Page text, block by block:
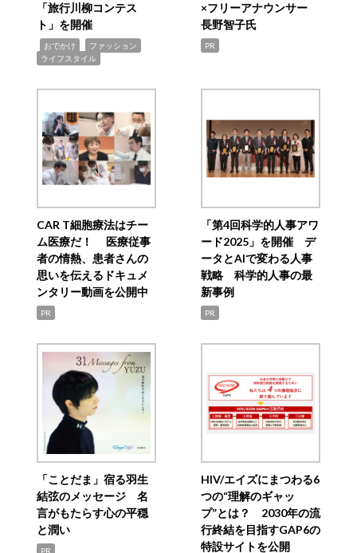
「旅行川柳コンテス
ト」を開催
おでかけ ファッション
ライフスタイル
×フリーアナウンサー
長野智子氏
PR
CAR T細胞療法はチー
ム医療だ！ 医療従事
者の情熱、患者さんの
思いを伝えるドキュメ
ンタリー動画を公開中
PR
「第4回科学的人事アワ
ード2025」を開催 デ
ータとAIで変わる人事
戦略 科学的人事の最
新事例
PR
「ことだま」宿る羽生
結弦のメッセージ 名
言がもたらす心の平穏
と潤い
PR
HIV/エイズにまつわる6
つの“理解のギャッ
プ”とは？ 2030年の流
行終結を目指すGAP6の
特設サイトを公開